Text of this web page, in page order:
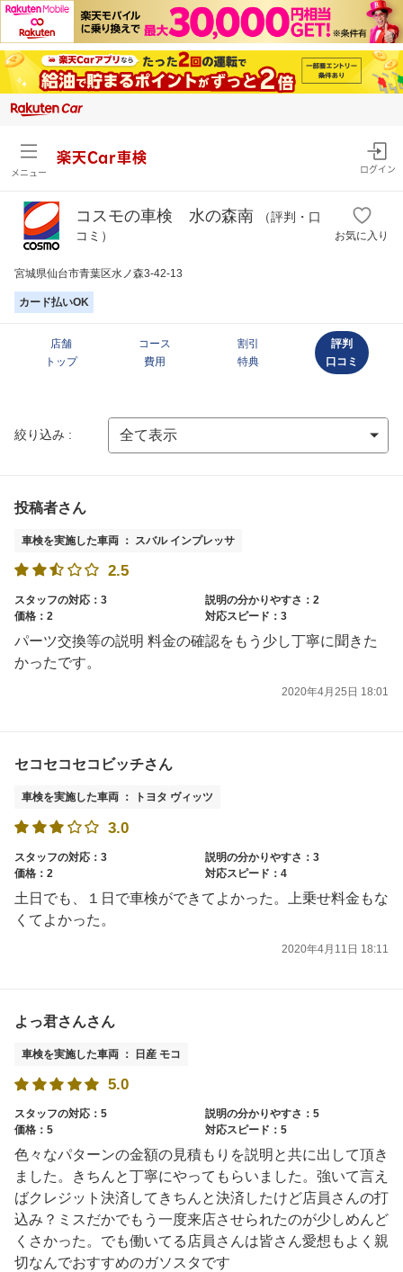
メニュー
楽天Car車検
ログイン
コスモの車検 水の森南
（評判・口
コミ）
お気に入り
宮城県仙台市青葉区水ノ森3-42-13
カード払いOK
店舗
トップ
コース
費用
割引
特典
評判
口コミ
絞り込み :
投稿者さん
車検を実施した車両 ： スバル インプレッサ
2.5
スタッフの対応：3
説明の分かりやすさ：2
価格：2
対応スピード：3
パーツ交換等の説明 料金の確認をもう少し丁寧に聞きた
かったです。
2020年4月25日 18:01
セコセコセコビッチさん
車検を実施した車両 ： トヨタ ヴィッツ
3.0
スタッフの対応：3
説明の分かりやすさ：3
価格：2
対応スピード：4
土日でも、１日で車検ができてよかった。上乗せ料金もな
くてよかった。
2020年4月11日 18:11
よっ君さんさん
車検を実施した車両 ： 日産 モコ
5.0
スタッフの対応：5
説明の分かりやすさ：5
価格：5
対応スピード：5
色々なパターンの金額の見積もりを説明と共に出して頂き
ました。きちんと丁寧にやってもらいました。強いて言え
ばクレジット決済してきちんと決済したけど店員さんの打
込み？ミスだかでもう一度来店させられたのが少しめんど
くさかった。でも働いてる店員さんは皆さん愛想もよく親
切なんでおすすめのガソスタです